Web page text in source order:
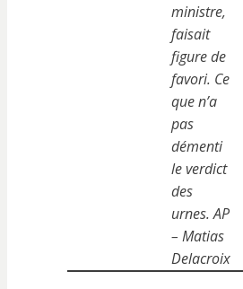
ministre,
faisait
figure de
favori. Ce
que n’a
pas
démenti
le verdict
des
urnes. AP
– Matias
Delacroix